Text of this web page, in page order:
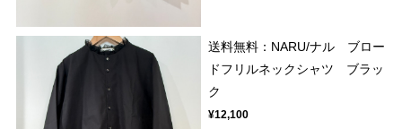
送料無料：NARU/ナル ブロー
ドフリルネックシャツ ブラッ
ク
¥12,100